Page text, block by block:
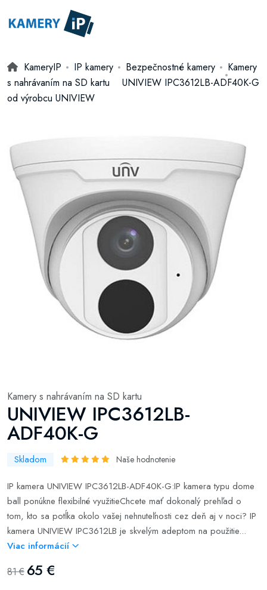
KameryIP IP kamery Bezpečnostné kamery
Kamery
s nahrávaním na SD kartu
UNIVIEW IPC3612LB-ADF40K-G
od výrobcu UNIVIEW
Kamery s nahrávaním na SD kartu
UNIVIEW IPC3612LB-
ADF40K-G
Skladom Naše hodnotenie
IP kamera UNIVIEW IPC3612LB-ADF40K-G:IP kamera typu dome
ball ponúkne flexibilné využitieChcete mať dokonalý prehľad o
tom, kto sa potĺka okolo vašej nehnuteľnosti cez deň aj v noci? IP
kamera UNIVIEW IPC3612LB je skvelým adeptom na použitie...
Viac informácií
81 € 65 €